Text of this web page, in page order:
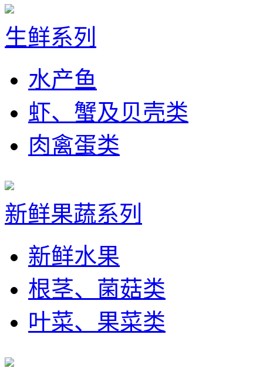
生鲜系列
水产鱼
虾、蟹及贝壳类
肉禽蛋类
新鲜果蔬系列
新鲜水果
根茎、菌菇类
叶菜、果菜类